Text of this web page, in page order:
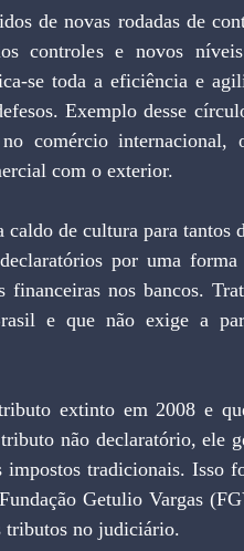
controles e novos
se toda a eficiência e
Exemplo desse
comércio internacional,
com o exterior.
por uma forma
nos bancos.
e que não exige a
não declaratório, ele
tradicionais. Isso
Getulio Vargas
tributos no judiciário.